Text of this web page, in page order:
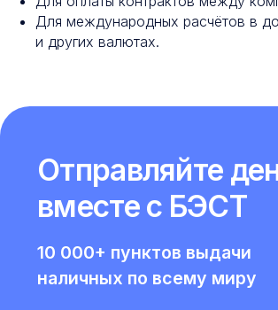
Для международных расчётов в
и других валютах.